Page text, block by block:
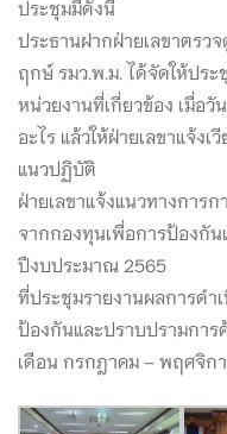
ประชุมมีดังนี้
ประธานฝากฝ่ายเลขาตรว
ฤกษ์ รมว.พ.ม. ได้จัดให้ประ
หน่วยงานที่เกี่ยวข้อง เมื่อ
อะไร แล้วให้ฝ่ายเลขาแจ้ง
แนวปฏิบัติ
ฝ่ายเลขาแจ้งแนวทางการ
จากกองทุนเพื่อการป้องกั
ปีงบประมาณ 2565
ที่ประชุมรายงานผลการด
ป้องกันและปราบปรามการ
เดือน กรกฎาคม – พฤศจิก